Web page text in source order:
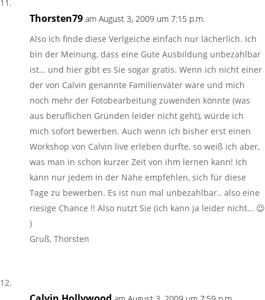
Thorsten79 am August 3, 2009 um 7:15 p.m.
Also ich finde diese Verlgeiche einfach nur lächerlich. Ich
bin der Meinung, dass eine Gute Ausbildung unbezahlbar
ist… und hier gibt es Sie sogar gratis. Wenn ich nicht einer
der von Calvin genannte Familienväter wäre und mich
noch mehr der Fotobearbeitung zuwenden könnte (was
aus beruflichen Gründen leider nicht geht), würde ich
mich sofort bewerben. Auch wenn ich bisher erst einen
Workshop von Calvin live erleben durfte, so weiß ich aber,
was man in schon kurzer Zeit von ihm lernen kann! Ich
kann nur jedem in der Nähe empfehlen, sich für diese
Tage zu bewerben. Es ist nun mal unbezahlbar.. also eine
riesige Chance !! Also nutzt Sie (ich kann ja leider nicht… 😉
)
Gruß, Thorsten